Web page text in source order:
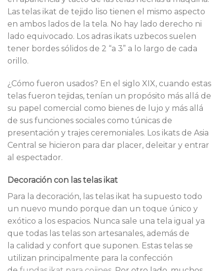
Las telas ikat de tejido liso tienen el mismo aspecto
en ambos lados de la tela. No hay lado derecho ni
lado equivocado. Los adras ikats uzbecos suelen
tener bordes sólidos de 2 “a 3” a lo largo de cada
orillo.
¿Cómo fueron usados? En el siglo XIX, cuando estas
telas fueron tejidas, tenían un propósito más allá de
su papel comercial como bienes de lujo y más allá
de sus funciones sociales como túnicas de
presentación y trajes ceremoniales. Los ikats de Asia
Central se hicieron para dar placer, deleitar y entrar
al espectador.
Decoración con las telas ikat
Para la decoración, las telas ikat ha supuesto todo
un nuevo mundo porque dan un toque único y
exótico a los espacios. Nunca sale una tela igual ya
que todas las telas son artesanales, además de
la calidad y confort que suponen. Estas telas se
utilizan principalmente para la confección